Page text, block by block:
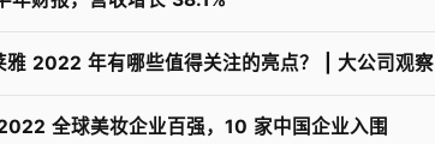
2022 年有哪些值得关注的亮点？ | 大公司观察
全球美妆企业百强，10 家中国企业入围